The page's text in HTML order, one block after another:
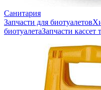
Санитария
Запчасти для биотуалетов
биотуалетаЗапчасти кассет